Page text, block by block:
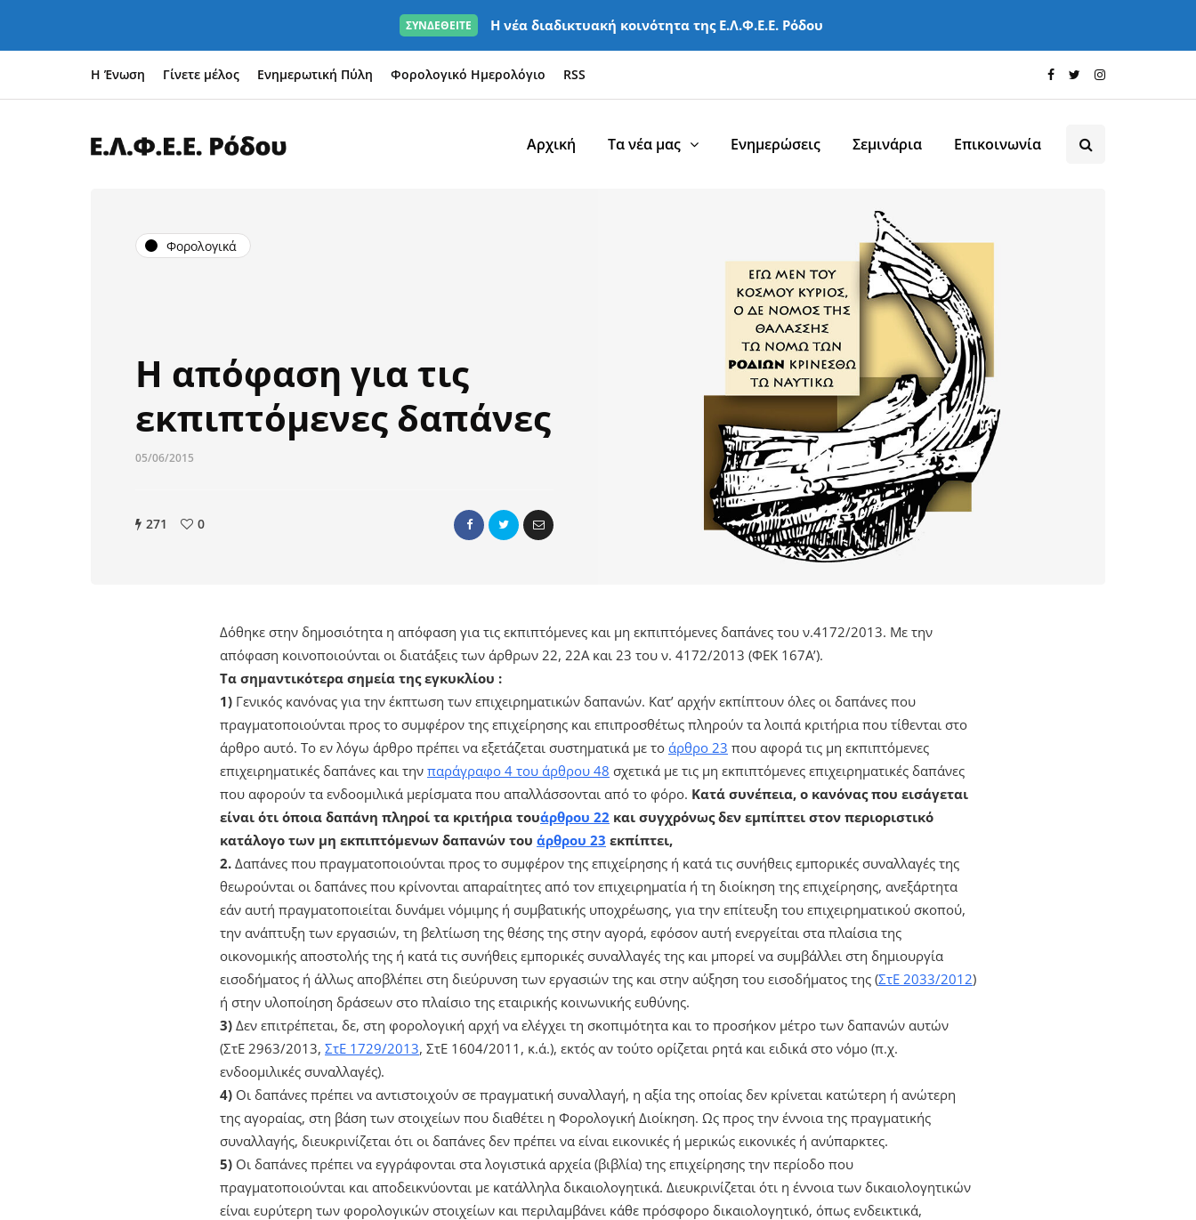
ΣΥΝΔΕΘΕΙΤΕ Η νέα διαδικτυακή κοινότητα της Ε.Λ.Φ.Ε.Ε. Ρόδου
Η Ένωση Γίνετε μέλος Ενημερωτική Πύλη Φορολογικό Ημερολόγιο RSS
Αρχική Τα νέα μας Ενημερώσεις Σεμινάρια Επικοινωνία
Φορολογικά
Η απόφαση για τις
εκπιπτόμενες δαπάνες
05/06/2015
271 0
Δόθηκε στην δημοσιότητα η απόφαση για τις εκπιπτόμενες και μη εκπιπτόμενες δαπάνες του ν.4172/2013. Με την
απόφαση κοινοποιούνται οι διατάξεις των άρθρων 22, 22Α και 23 του ν. 4172/2013 (ΦΕΚ 167Α’).
Τα σημαντικότερα σημεία της εγκυκλίου :
1) Γενικός κανόνας για την έκπτωση των επιχειρηματικών δαπανών. Κατ’ αρχήν εκπίπτουν όλες οι δαπάνες που
πραγματοποιούνται προς το συμφέρον της επιχείρησης και επιπροσθέτως πληρούν τα λοιπά κριτήρια που τίθενται στο
άρθρο αυτό. Το εν λόγω άρθρο πρέπει να εξετάζεται συστηματικά με το άρθρο 23 που αφορά τις μη εκπιπτόμενες
επιχειρηματικές δαπάνες και την παράγραφο 4 του άρθρου 48 σχετικά με τις μη εκπιπτόμενες επιχειρηματικές δαπάνες
που αφορούν τα ενδοομιλικά μερίσματα που απαλλάσσονται από το φόρο. Κατά συνέπεια, ο κανόνας που εισάγεται
είναι ότι όποια δαπάνη πληροί τα κριτήρια τουάρθρου 22 και συγχρόνως δεν εμπίπτει στον περιοριστικό
κατάλογο των μη εκπιπτόμενων δαπανών του άρθρου 23 εκπίπτει,
2. Δαπάνες που πραγματοποιούνται προς το συμφέρον της επιχείρησης ή κατά τις συνήθεις εμπορικές συναλλαγές της
θεωρούνται οι δαπάνες που κρίνονται απαραίτητες από τον επιχειρηματία ή τη διοίκηση της επιχείρησης, ανεξάρτητα
εάν αυτή πραγματοποιείται δυνάμει νόμιμης ή συμβατικής υποχρέωσης, για την επίτευξη του επιχειρηματικού σκοπού,
την ανάπτυξη των εργασιών, τη βελτίωση της θέσης της στην αγορά, εφόσον αυτή ενεργείται στα πλαίσια της
οικονομικής αποστολής της ή κατά τις συνήθεις εμπορικές συναλλαγές της και μπορεί να συμβάλλει στη δημιουργία
εισοδήματος ή άλλως αποβλέπει στη διεύρυνση των εργασιών της και στην αύξηση του εισοδήματος της (ΣτΕ 2033/2012)
ή στην υλοποίηση δράσεων στο πλαίσιο της εταιρικής κοινωνικής ευθύνης.
3) Δεν επιτρέπεται, δε, στη φορολογική αρχή να ελέγχει τη σκοπιμότητα και το προσήκον μέτρο των δαπανών αυτών
(ΣτΕ 2963/2013, ΣτΕ 1729/2013, ΣτΕ 1604/2011, κ.ά.), εκτός αν τούτο ορίζεται ρητά και ειδικά στο νόμο (π.χ.
ενδοομιλικές συναλλαγές).
4) Οι δαπάνες πρέπει να αντιστοιχούν σε πραγματική συναλλαγή, η αξία της οποίας δεν κρίνεται κατώτερη ή ανώτερη
της αγοραίας, στη βάση των στοιχείων που διαθέτει η Φορολογική Διοίκηση. Ως προς την έννοια της πραγματικής
συναλλαγής, διευκρινίζεται ότι οι δαπάνες δεν πρέπει να είναι εικονικές ή μερικώς εικονικές ή ανύπαρκτες.
5) Οι δαπάνες πρέπει να εγγράφονται στα λογιστικά αρχεία (βιβλία) της επιχείρησης την περίοδο που
πραγματοποιούνται και αποδεικνύονται με κατάλληλα δικαιολογητικά. Διευκρινίζεται ότι η έννοια των δικαιολογητικών
είναι ευρύτερη των φορολογικών στοιχείων και περιλαμβάνει κάθε πρόσφορο δικαιολογητικό, όπως ενδεικτικά,